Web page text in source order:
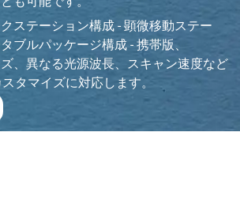
ステーション構成 - 顕微移動ステー
ブルパッケージ構成 - 携帯版、
、異なる光源波長、スキャン速度など
タマイズに対応します。